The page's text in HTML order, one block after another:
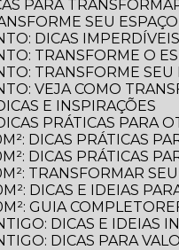
PARA
SEU ESPAÇO
DICAS
TRANSFORME O
TRANSFORME
VEJA COMO
E INSPIRAÇÕES
PRÁTICAS PARA
DICAS PRÁTICAS
DICAS PRÁTICAS
TRANSFORMAR
DICAS E IDEIAS
GUIA COMPLETO
DICAS E IDEIAS
DICAS PARA